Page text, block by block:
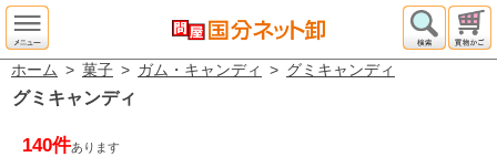
ホーム > 菓子 > ガム・キャンディ > グミキャンディ
グミキャンディ
140件あります